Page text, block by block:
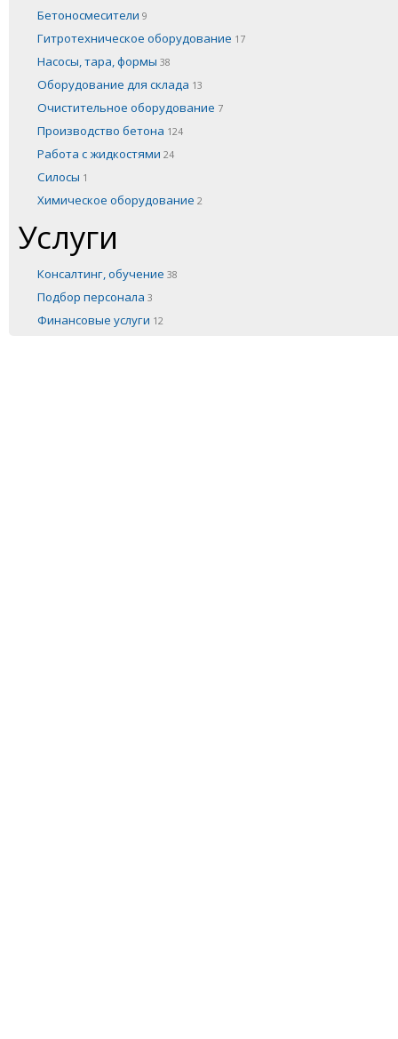
Бетоносмесители 9
Гитротехническое оборудование 17
Насосы, тара, формы 38
Оборудование для склада 13
Очистительное оборудование 7
Производство бетона 124
Работа с жидкостями 24
Силосы 1
Химическое оборудование 2
Услуги
Консалтинг, обучение 38
Подбор персонала 3
Финансовые услуги 12